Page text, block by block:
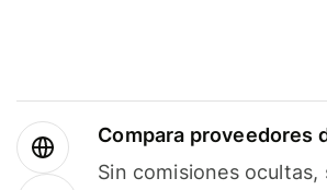
Compara proveedores
Sin comisiones